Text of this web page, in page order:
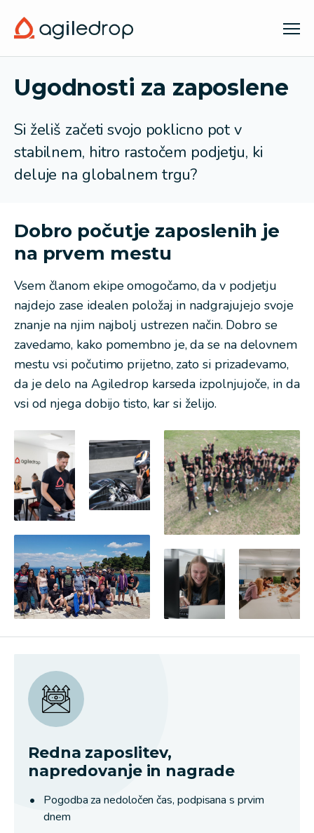
za
zaposlene
Ugodnosti za zaposlene
Si želiš začeti svojo poklicno pot v
stabilnem, hitro rastočem podjetju, ki
deluje na globalnem trgu?
Dobro počutje zaposlenih je
na prvem mestu
Vsem članom ekipe omogočamo, da v podjetju
najdejo zase idealen položaj in nadgrajujejo svoje
znanje na njim najbolj ustrezen način. Dobro se
zavedamo, kako pomembno je, da se na delovnem
mestu vsi počutimo prijetno, zato si prizadevamo,
da je delo na Agiledrop karseda izpolnjujoče, in da
vsi od njega dobijo tisto, kar si želijo.
Open
Namizni
nogomet
v
mariborski
pisarni
in
a
lightbox
Open
image
Naša
vodja
projektov
Branka
in
lightbox
Open
image
Agiledrop
piknik
2022
in
a
lightbox
Open
image
Agiledrop
izlet
z
ladjico
2022
in
lightbox
Open
image
Razvijalci
celjski
pisarni
in
a
Open
image
Brunch
v
ljubljanski
pisarni
in
a
Redna zaposlitev,
napredovanje in nagrade
Pogodba za nedoločen čas, podpisana s prvim
dnem